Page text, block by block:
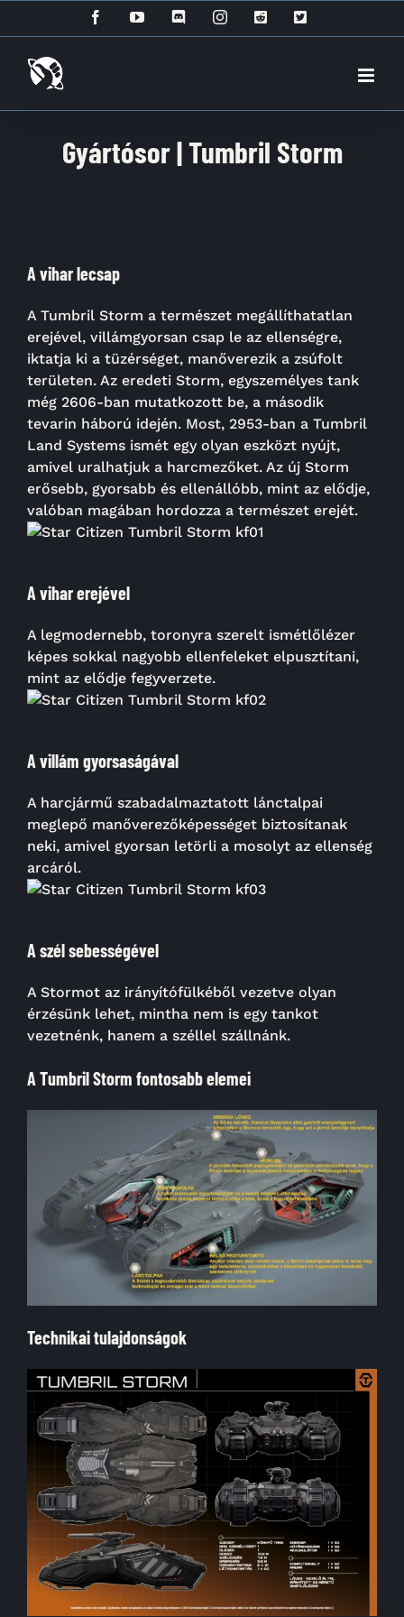
FacebookYouTube DiscordInstagramRedditX
Gyártósor | Tumbril Storm
A vihar lecsap
A Tumbril Storm a természet megállíthatatlan
erejével, villámgyorsan csap le az ellenségre,
iktatja ki a tüzérséget, manőverezik a zsúfolt
területen. Az eredeti Storm, egyszemélyes tank
még 2606-ban mutatkozott be, a második
tevarin háború idején. Most, 2953-ban a Tumbril
Land Systems ismét egy olyan eszközt nyújt,
amivel uralhatjuk a harcmezőket. Az új Storm
erősebb, gyorsabb és ellenállóbb, mint az elődje,
valóban magában hordozza a természet erejét.
A vihar erejével
A legmodernebb, toronyra szerelt ismétlőlézer
képes sokkal nagyobb ellenfeleket elpusztítani,
mint az elődje fegyverzete.
A villám gyorsaságával
A harcjármű szabadalmaztatott lánctalpai
meglepő manőverezőképességet biztosítanak
neki, amivel gyorsan letörli a mosolyt az ellenség
arcáról.
A szél sebességével
A Stormot az irányítófülkéből vezetve olyan
érzésünk lehet, mintha nem is egy tankot
vezetnénk, hanem a széllel szállnánk.
A Tumbril Storm fontosabb elemei
Technikai tulajdonságok